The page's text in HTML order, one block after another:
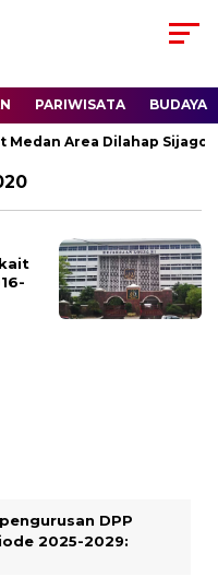
PARIWISATA BUDAYA
Medan Area Dilahap Sijago
DPP
2025-2029: